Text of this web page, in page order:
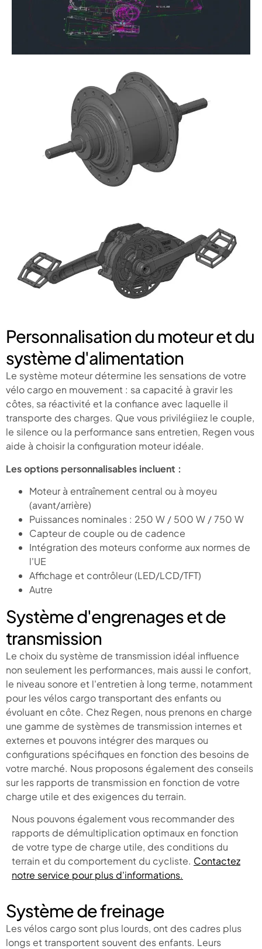
Personnalisation du moteur et du
système d'alimentation
Le système moteur détermine les sensations de votre
vélo cargo en mouvement : sa capacité à gravir les
côtes, sa réactivité et la confiance avec laquelle il
transporte des charges. Que vous privilégiiez le couple,
le silence ou la performance sans entretien, Regen vous
aide à choisir la configuration moteur idéale.
Les options personnalisables incluent :
Moteur à entraînement central ou à moyeu
(avant/arrière)
Puissances nominales : 250 W / 500 W / 750 W
Capteur de couple ou de cadence
Intégration des moteurs conforme aux normes de
l'UE
Affichage et contrôleur (LED/LCD/TFT)
Autre
Système d'engrenages et de
transmission
Le choix du système de transmission idéal influence
non seulement les performances, mais aussi le confort,
le niveau sonore et l'entretien à long terme, notamment
pour les vélos cargo transportant des enfants ou
évoluant en côte. Chez Regen, nous prenons en charge
une gamme de systèmes de transmission internes et
externes et pouvons intégrer des marques ou
configurations spécifiques en fonction des besoins de
votre marché. Nous proposons également des conseils
sur les rapports de transmission en fonction de votre
charge utile et des exigences du terrain.
Nous pouvons également vous recommander des
rapports de démultiplication optimaux en fonction
de votre type de charge utile, des conditions du
terrain et du comportement du cycliste. Contactez
notre service pour plus d'informations.
Système de freinage
Les vélos cargo sont plus lourds, ont des cadres plus
longs et transportent souvent des enfants. Leurs